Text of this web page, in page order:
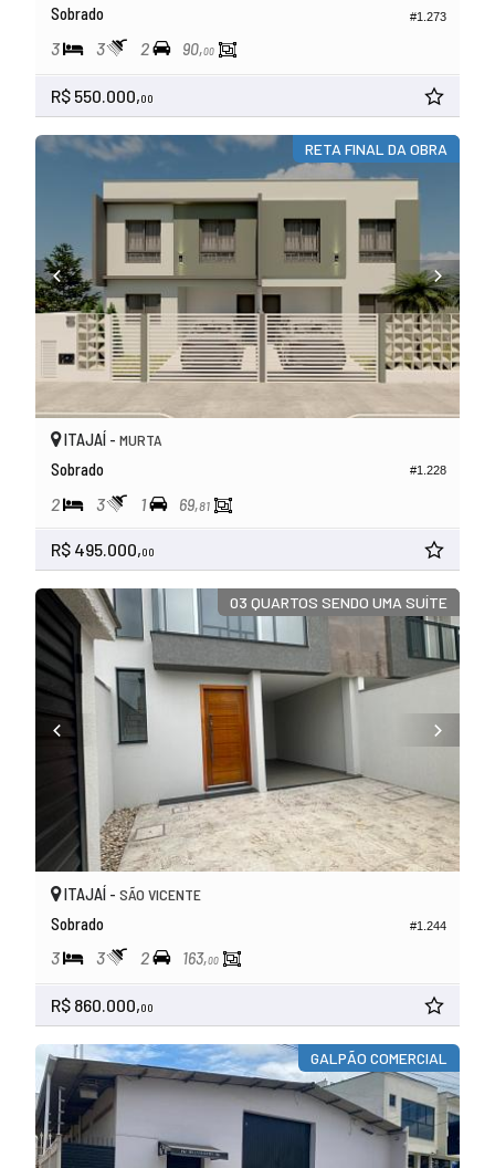
#1.273
Sobrado
3 3 2 90,00
R$ 550.000,00
RETA FINAL DA OBRA
#1.228
ITAJAÍ - MURTA
Sobrado
2 3 1 69,81
R$ 495.000,00
03 QUARTOS SENDO UMA SUÍTE
#1.244
ITAJAÍ - SÃO VICENTE
Sobrado
3 3 2 163,00
R$ 860.000,00
GALPÃO COMERCIAL